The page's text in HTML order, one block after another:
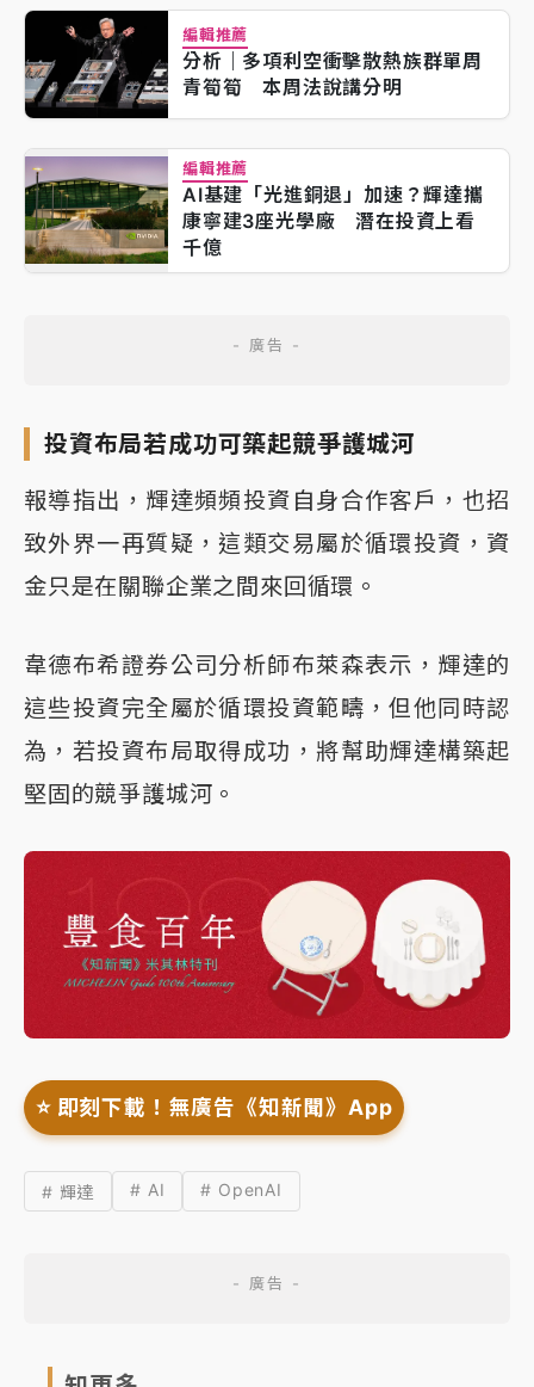
編輯推薦
分析｜多項利空衝擊散熱族群單周
青筍筍 本周法說講分明
編輯推薦
AI基建「光進銅退」加速？輝達攜
康寧建3座光學廠 潛在投資上看
千億
投資布局若成功可築起競爭護城河
報導指出，輝達頻頻投資自身合作客戶，也招
致外界一再質疑，這類交易屬於循環投資，資
金只是在關聯企業之間來回循環。
韋德布希證券公司分析師布萊森表示，輝達的
這些投資完全屬於循環投資範疇，但他同時認
為，若投資布局取得成功，將幫助輝達構築起
堅固的競爭護城河。
⭐️ 即刻下載！無廣告《知新聞》App
# 輝達 # AI # OpenAI